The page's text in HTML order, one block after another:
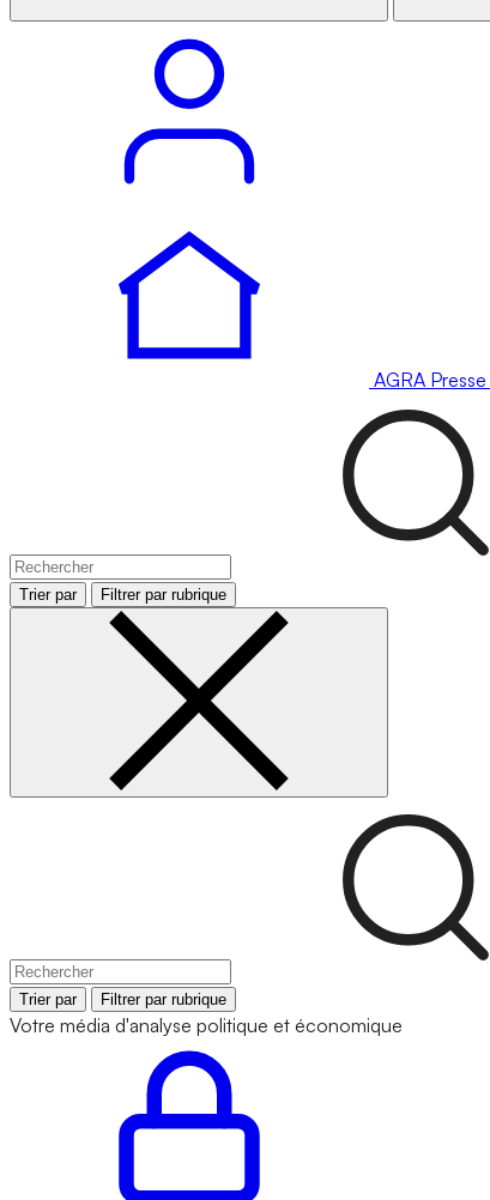
AGRA Presse
Trier par Filtrer par rubrique
Trier par Filtrer par rubrique
Votre média d'analyse politique et économique